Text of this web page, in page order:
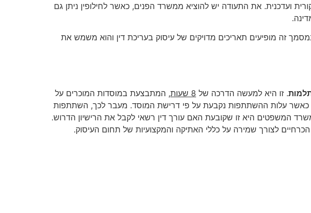
ועדכנית. את התעודה יש להוציא ממשרד הפנים, כאשר לחילופין ניתן גם
זה מופיעים תאריכים מדויקים של עיסוק בעריכת דין והוא משמש את
. זו היא למעשה הדרכה של 8 שעות
, המתבצעת במוסדות המוכרים על
כאשר עלות ההשתתפות נקבעת על פי דרישת המוסד. מעבר לכך, השתתפות
משרד המשפטים היא זו שקובעת האם עורך דין רשאי לקבל את הרישיון הדרוש.
לצורך שמירה על כללי האתיקה והמקצועיות של תחום העיסוק.